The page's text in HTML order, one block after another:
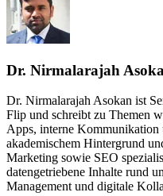
Dr. Nirmalarajah
Dr. Nirmalarajah Asokan ist
Flip und schreibt zu Themen
Apps, interne
akademischem Hintergrund
Marketing sowie SEO
datengetriebene Inhalte rund
Management und digitale